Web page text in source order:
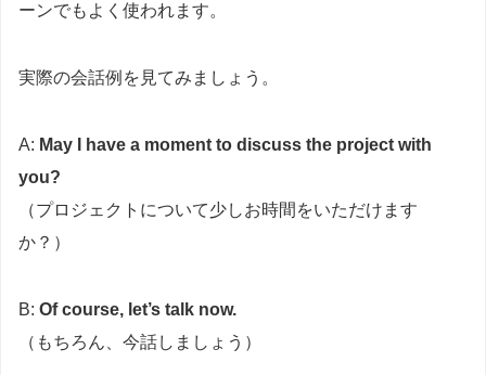
ーンでもよく使われます。
実際の会話例を見てみましょう。
A: May I have a moment to discuss the project with
you?
（プロジェクトについて少しお時間をいただけます
か？）
B: Of course, let’s talk now.
（もちろん、今話しましょう）